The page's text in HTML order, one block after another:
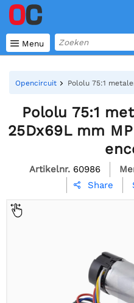
 Menu
Opencircuit Pololu 75:1
Pololu 75:1
25Dx69L mm
Artikelnr. 60986
 Share